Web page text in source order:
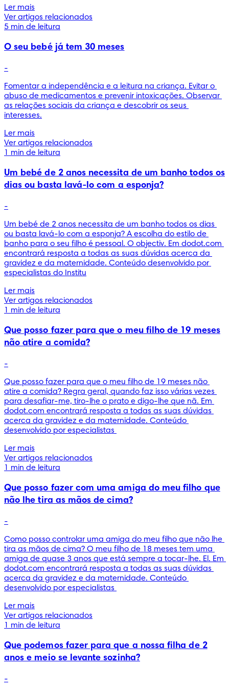
Ler mais
Ver artigos relacionados
5 min de leitura
O seu bebé já tem 30 meses
-
Fomentar a independência e a leitura na criança. Evitar o
abuso de medicamentos e prevenir intoxicações. Observar
as relações sociais da criança e descobrir os seus
interesses.
Ler mais
Ver artigos relacionados
1 min de leitura
Um bebé de 2 anos necessita de um banho todos os
dias ou basta lavá-lo com a esponja?
-
Um bebé de 2 anos necessita de um banho todos os dias
ou basta lavá-lo com a esponja? A escolha do estilo de
banho para o seu filho é pessoal. O objectiv. Em dodot.com
encontrará resposta a todas as suas dúvidas acerca da
gravidez e da maternidade. Conteúdo desenvolvido por
especialistas do Institu
Ler mais
Ver artigos relacionados
1 min de leitura
Que posso fazer para que o meu filho de 19 meses
não atire a comida?
-
Que posso fazer para que o meu filho de 19 meses não
atire a comida? Regra geral, quando faz isso várias vezes
para desafiar-me, tiro-lhe o prato e digo-lhe que nã. Em
dodot.com encontrará resposta a todas as suas dúvidas
acerca da gravidez e da maternidade. Conteúdo
desenvolvido por especialistas
Ler mais
Ver artigos relacionados
1 min de leitura
Que posso fazer com uma amiga do meu filho que
não lhe tira as mãos de cima?
-
Como posso controlar uma amiga do meu filho que não lhe
tira as mãos de cima? O meu filho de 18 meses tem uma
amiga de quase 3 anos que está sempre a tocar-lhe. El. Em
dodot.com encontrará resposta a todas as suas dúvidas
acerca da gravidez e da maternidade. Conteúdo
desenvolvido por especialistas
Ler mais
Ver artigos relacionados
1 min de leitura
Que podemos fazer para que a nossa filha de 2
anos e meio se levante sozinha?
-